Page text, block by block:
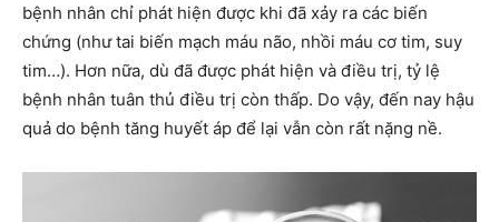
bệnh nhân chỉ phát hiện được khi đã xảy ra các biến
chứng (như tai biến mạch máu não, nhồi máu cơ tim, suy
tim…). Hơn nữa, dù đã được phát hiện và điều trị, tỷ lệ
bệnh nhân tuân thủ điều trị còn thấp. Do vậy, đến nay hậu
quả do bệnh tăng huyết áp để lại vẫn còn rất nặng nề.